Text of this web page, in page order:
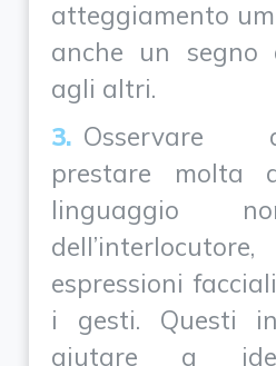
atteggiamento
anche un segno
agli altri.
Osservare
prestare molta
linguaggio
espressioni
i gesti. Questi
aiutare a